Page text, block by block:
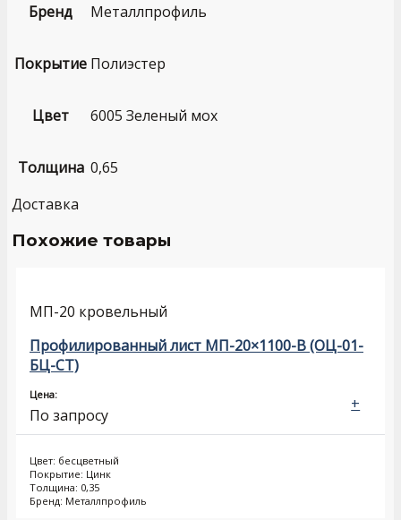
Бренд Металлпрофиль
Покрытие Полиэстер
Цвет 6005 Зеленый мох
Толщина 0,65
Доставка
Похожие товары
МП-20 кровельный
Профилированный лист МП-20×1100-B (ОЦ-01-
БЦ-СТ)
Цена:
По запросу
Цвет: бесцветный
Покрытие: Цинк
Толщина: 0,35
Бренд: Металлпрофиль
+